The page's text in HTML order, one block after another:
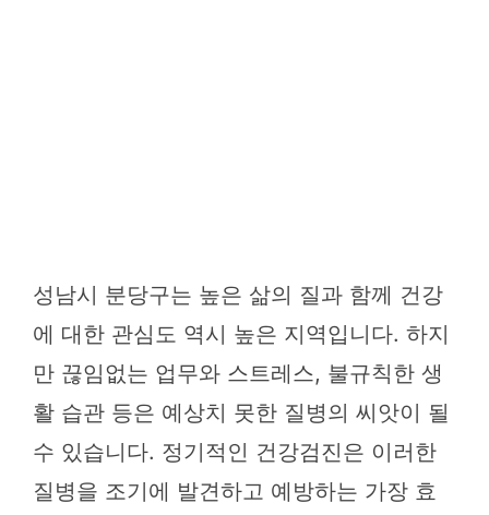
성남시 분당구는 높은 삶의 질과 함께 건강
에 대한 관심도 역시 높은 지역입니다. 하지
만 끊임없는 업무와 스트레스, 불규칙한 생
활 습관 등은 예상치 못한 질병의 씨앗이 될
수 있습니다. 정기적인 건강검진은 이러한
질병을 조기에 발견하고 예방하는 가장 효